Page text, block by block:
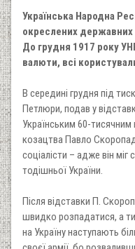
Українська Народна
окреслених
До грудня 1917 року
валюти, всі
В середині грудня під
Петлюри, подав у
Українським 60-
козацтва Павло
соціалісти – адже він
тодішньої України.
Після відставки П.
швидко розпадатися, а
на Україну наступають